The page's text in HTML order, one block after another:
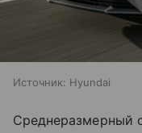
Источник: Hyundai
Среднеразмерный